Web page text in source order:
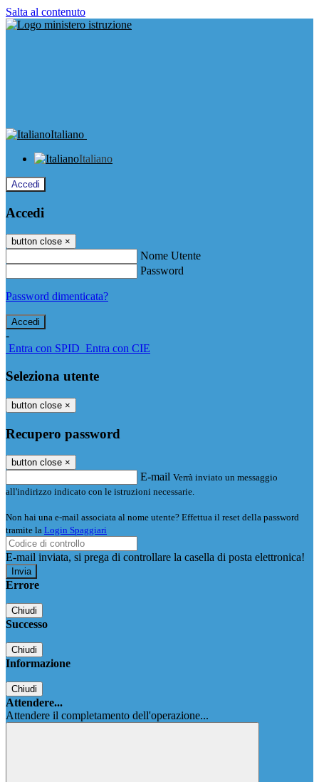
Salta al contenuto
Italiano
Italiano
Accedi
Accedi
button close ×
Nome Utente
Password
Password dimenticata?
-
Entra con SPID Entra con CIE
Seleziona utente
button close ×
Recupero password
button close ×
E-mail Verrà inviato un messaggio
all'indirizzo indicato con le istruzioni necessarie.
Non hai una e-mail associata al nome utente? Effettua il reset della password
tramite la Login Spaggiari
E-mail inviata, si prega di controllare la casella di posta elettronica!
Errore
Chiudi
Successo
Chiudi
Informazione
Chiudi
Attendere...
Attendere il completamento dell'operazione...